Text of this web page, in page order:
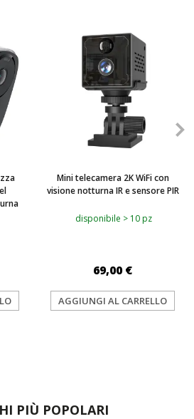
Mini telecamera 2K WiFi con
visione notturna IR e sensore PIR
disponibile > 10 pz
69,00 €
AGGIUNGI AL CARRELLO
PIÙ POPOLARI